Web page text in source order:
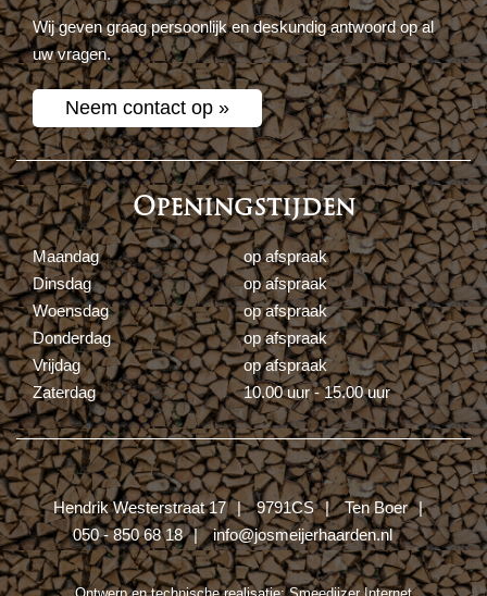
Wij geven graag persoonlijk en deskundig antwoord op al
uw vragen.
Neem contact op »
Openingstijden
Maandag
op afspraak
Dinsdag
op afspraak
Woensdag
op afspraak
Donderdag
op afspraak
Vrijdag
op afspraak
Zaterdag
10.00 uur - 15.00 uur
Hendrik Westerstraat 17 9791CS
Ten Boer
050 - 850 68 18
info@josmeijerhaarden.nl